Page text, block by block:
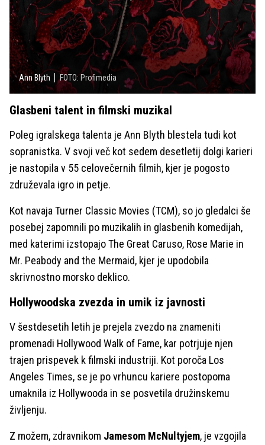
Ann Blyth FOTO: Profimedia
Glasbeni talent in filmski muzikal
Poleg igralskega talenta je Ann Blyth blestela tudi kot
sopranistka. V svoji več kot sedem desetletij dolgi karieri
je nastopila v 55 celovečernih filmih, kjer je pogosto
združevala igro in petje.
Kot navaja Turner Classic Movies (TCM), so jo gledalci še
posebej zapomnili po muzikalih in glasbenih komedijah,
med katerimi izstopajo The Great Caruso, Rose Marie in
Mr. Peabody and the Mermaid, kjer je upodobila
skrivnostno morsko deklico.
Hollywoodska zvezda in umik iz javnosti
V šestdesetih letih je prejela zvezdo na znameniti
promenadi Hollywood Walk of Fame, kar potrjuje njen
trajen prispevek k filmski industriji. Kot poroča Los
Angeles Times, se je po vrhuncu kariere postopoma
umaknila iz Hollywooda in se posvetila družinskemu
življenju.
Z možem, zdravnikom Jamesom McNultyjem, je vzgojila